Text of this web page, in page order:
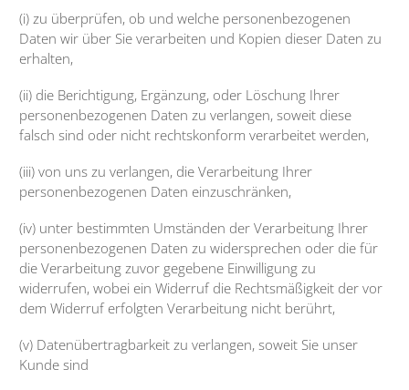
(i) zu überprüfen, ob und welche personenbezogenen
Daten wir über Sie verarbeiten und Kopien dieser Daten zu
erhalten,
(ii) die Berichtigung, Ergänzung, oder Löschung Ihrer
personenbezogenen Daten zu verlangen, soweit diese
falsch sind oder nicht rechtskonform verarbeitet werden,
(iii) von uns zu verlangen, die Verarbeitung Ihrer
personenbezogenen Daten einzuschränken,
(iv) unter bestimmten Umständen der Verarbeitung Ihrer
personenbezogenen Daten zu widersprechen oder die für
die Verarbeitung zuvor gegebene Einwilligung zu
widerrufen, wobei ein Widerruf die Rechtsmäßigkeit der vor
dem Widerruf erfolgten Verarbeitung nicht berührt,
(v) Datenübertragbarkeit zu verlangen, soweit Sie unser
Kunde sind